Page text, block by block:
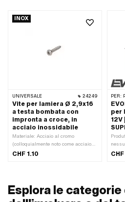
INOX
UNIVERSALE 24249
Vite per lamiera Ø 2,9x16
a testa bombata con
impronta a croce, in
acciaio inossidabile
Materiale: Acciaio al cromo
(colloquialmente noto come acciaio
inossidabile) · Lunghezza totale: 16
CHF 1.10
PER:
per
12 V
Esplora le categorie